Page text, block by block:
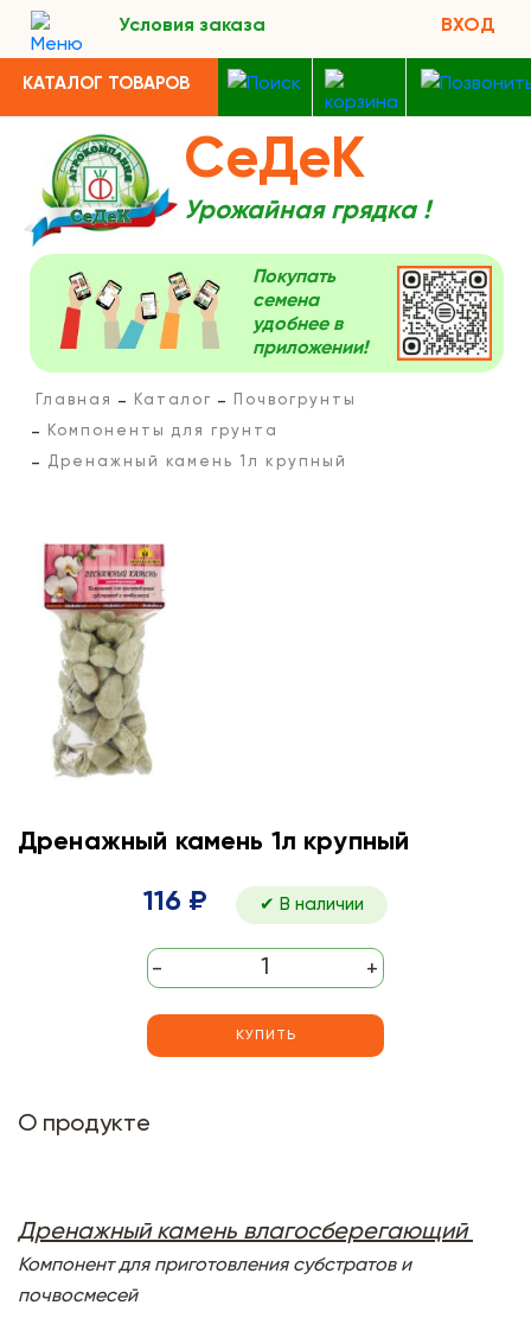
Условия заказа ВХОД
КАТАЛОГ ТОВАРОВ
СеДеК
Урожайная грядка !
Покупать
семена
удобнее в
приложении!
Главная Каталог
Почвогрунты
Компоненты для грунта
Дренажный камень 1л крупный
Дренажный камень 1л крупный
116 ₽ ✔ В наличии
- +
КУПИТЬ
О продукте
Дренажный камень влагосберегающий
Компонент для приготовления субстратов и
почвосмесей